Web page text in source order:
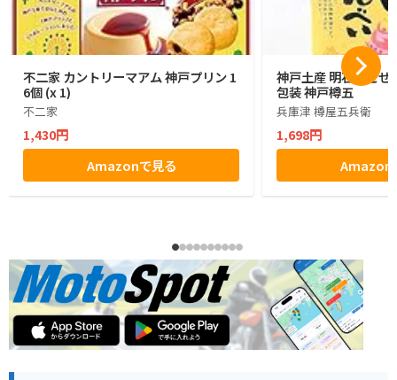
不二家 カントリーマアム 神戸プリン 1
6個 (x 1)
不二家
1,430円
Amazonで見る
神戸土産 明石たこせ
包装 神戸樽五
兵庫津 樽屋五兵衛
1,698円
Amazon